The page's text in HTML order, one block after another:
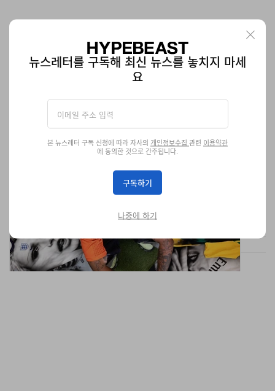
풋볼의 가장 고요한 순간에서 의미를 찾는 Mattia
Hypebeast Cup New York을 앞두고, 런던 기반 아티스트 Mattia
Guarnera가 풋볼과 정체성, 그리고 쉽게 지나치는 순간들 속의 아
뉴스레터를 구독해 최신 뉴스를 놓치지 마세
요
본 뉴스레터 구독 신청에 따라 자사의 개인정보수집 관련 이용약관
에 동의한 것으로 간주됩니다.
구독하기
나중에 하기